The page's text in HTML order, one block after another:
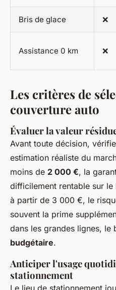
Bris de glace ❌
Assistance 0 km ❌
Les critères de
couverture auto
Évaluer la valeur
Avant toute décision,
estimation réaliste du
moins de 2 000 €, la
difficilement rentable sur
à partir de 3 000 €, le
souvent la prime
dans les grandes lignes, le
budgétaire.
Anticiper l'usage
stationnement